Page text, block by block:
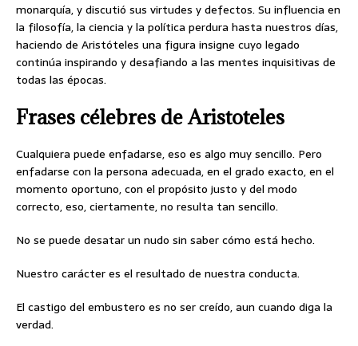
monarquía, y discutió sus virtudes y defectos. Su influencia en
la filosofía, la ciencia y la política perdura hasta nuestros días,
haciendo de Aristóteles una figura insigne cuyo legado
continúa inspirando y desafiando a las mentes inquisitivas de
todas las épocas.
Frases célebres de Aristoteles
Cualquiera puede enfadarse, eso es algo muy sencillo. Pero
enfadarse con la persona adecuada, en el grado exacto, en el
momento oportuno, con el propósito justo y del modo
correcto, eso, ciertamente, no resulta tan sencillo.
No se puede desatar un nudo sin saber cómo está hecho.
Nuestro carácter es el resultado de nuestra conducta.
El castigo del embustero es no ser creído, aun cuando diga la
verdad.